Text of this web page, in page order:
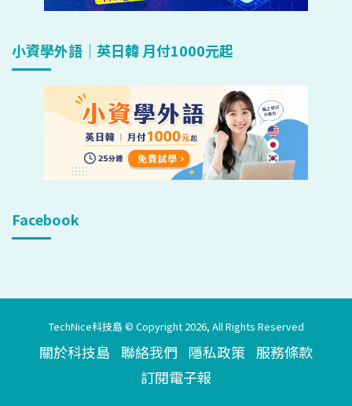
小資學外語｜英日韓 月付1000元起
Facebook
TechNice科技島 © Copyright 2026, All Rights Reserved
關於科技島 聯絡我們 隱私政策 服務條款
訂閱電子報